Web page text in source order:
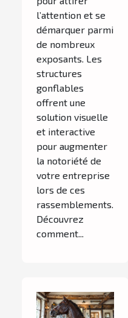
d'événements
?
l’attention et se
démarquer parmi
de nombreux
exposants. Les
structures
gonflables
offrent une
solution visuelle
et interactive
pour augmenter
la notoriété de
votre entreprise
lors de ces
rassemblements.
Découvrez
comment...